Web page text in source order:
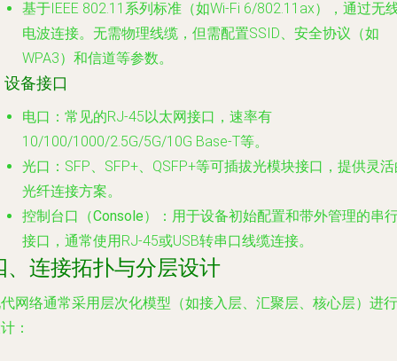
基于IEEE 802.11系列标准（如Wi-Fi 6/802.11ax），通过无
电波连接。无需物理线缆，但需配置SSID、安全协议（如
WPA3）和信道等参数。
设备接口
电口 ：常见的RJ-45以太网接口，速率有
10/100/1000/2.5G/5G/10G Base-T等。
光口 ：SFP、SFP+、QSFP+等可插拔光模块接口，提供灵
光纤连接方案。
控制台口（Console）
：用于设备初始配置和带外管理的串
接口，通常使用RJ-45或USB转串口线缆连接。
、连接拓扑与分层设计
网络通常采用层次化模型（如接入层、汇聚层、核心层）进行
：